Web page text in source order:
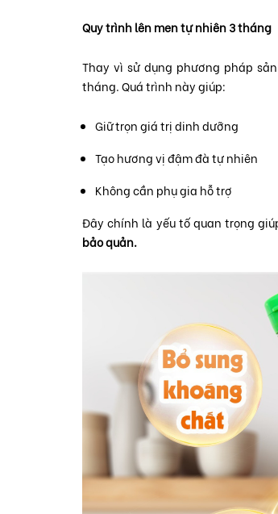
Quy trình lên men tự nhiên 3 tháng
Thay vì sử dụng phương pháp
tháng. Quá trình này giúp:
Giữ trọn giá trị dinh dưỡng
Tạo hương vị đậm đà tự nhiên
Không cần phụ gia hỗ trợ
Đây chính là yếu tố quan trọng
bảo quản.